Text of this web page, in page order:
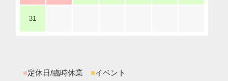
31
■定休日/臨時休業 ■イベント